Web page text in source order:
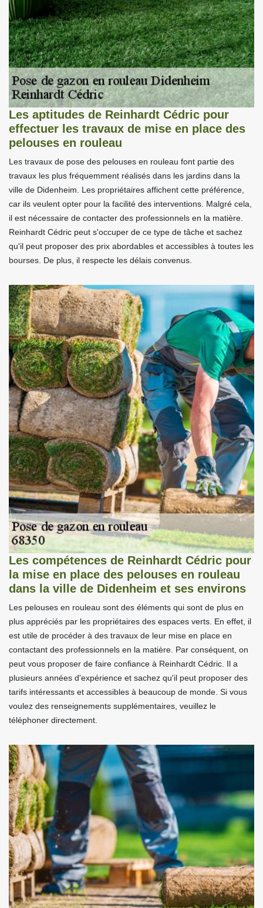
Les aptitudes de Reinhardt Cédric pour
effectuer les travaux de mise en place des
pelouses en rouleau
Les travaux de pose des pelouses en rouleau font partie des
travaux les plus fréquemment réalisés dans les jardins dans la
ville de Didenheim. Les propriétaires affichent cette préférence,
car ils veulent opter pour la facilité des interventions. Malgré cela,
il est nécessaire de contacter des professionnels en la matière.
Reinhardt Cédric peut s'occuper de ce type de tâche et sachez
qu'il peut proposer des prix abordables et accessibles à toutes les
bourses. De plus, il respecte les délais convenus.
Les compétences de Reinhardt Cédric pour
la mise en place des pelouses en rouleau
dans la ville de Didenheim et ses environs
Les pelouses en rouleau sont des éléments qui sont de plus en
plus appréciés par les propriétaires des espaces verts. En effet, il
est utile de procéder à des travaux de leur mise en place en
contactant des professionnels en la matière. Par conséquent, on
peut vous proposer de faire confiance à Reinhardt Cédric. Il a
plusieurs années d'expérience et sachez qu'il peut proposer des
tarifs intéressants et accessibles à beaucoup de monde. Si vous
voulez des renseignements supplémentaires, veuillez le
téléphoner directement.